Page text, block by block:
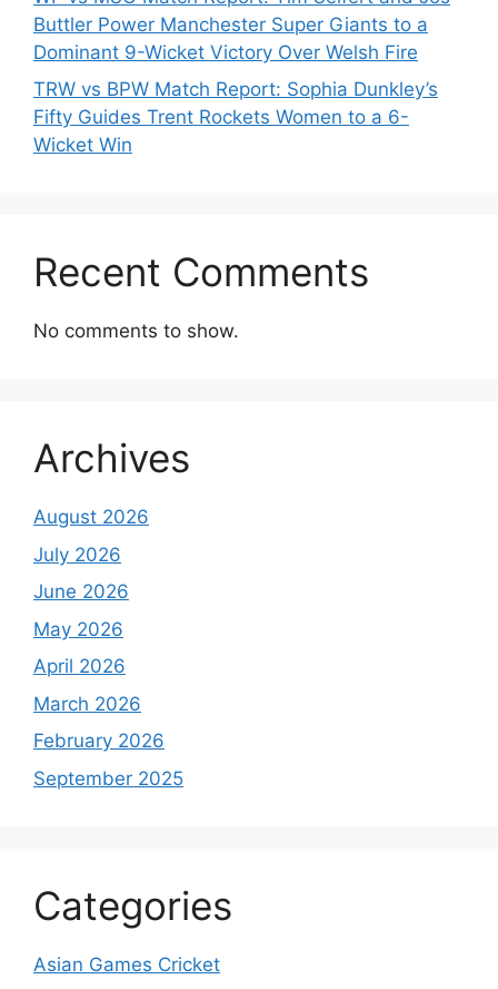
Buttler Power Manchester Super Giants to a
Dominant 9-Wicket Victory Over Welsh Fire
TRW vs BPW Match Report: Sophia Dunkley’s
Fifty Guides Trent Rockets Women to a 6-
Wicket Win
Recent Comments
No comments to show.
Archives
August 2026
July 2026
June 2026
May 2026
April 2026
March 2026
February 2026
September 2025
Categories
Asian Games Cricket